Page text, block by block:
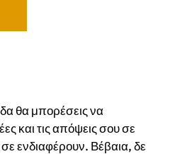
θα μπορέσεις να
και τις απόψεις σου σε
ενδιαφέρουν. Βέβαια, δε